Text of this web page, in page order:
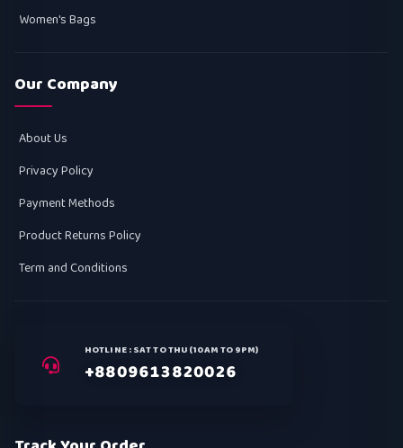
Women's Bags
Our Company
About Us
Privacy Policy
Payment Methods
Product Returns Policy
Term and Conditions
HOTLINE : SAT TO THU (10AM TO 9PM)
+8809613820026